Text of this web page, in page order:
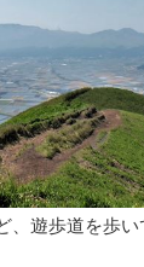
、遊歩道を歩